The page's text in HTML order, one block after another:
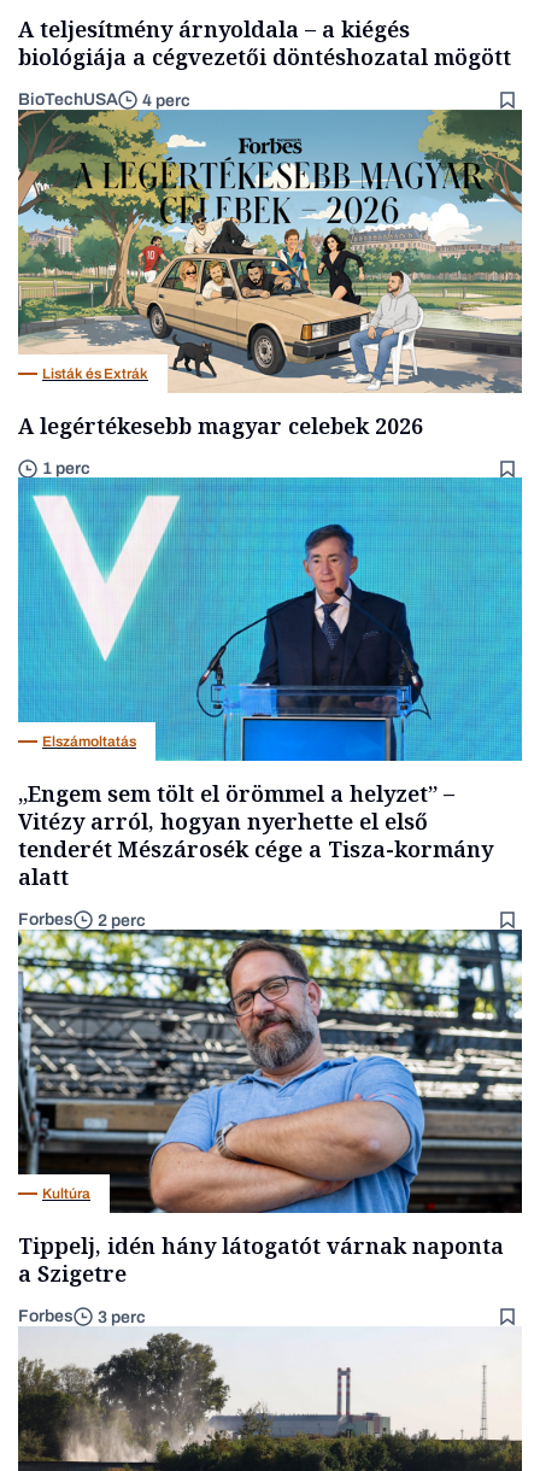
A teljesítmény árnyoldala – a kiégés
biológiája a cégvezetői döntéshozatal mögött
BioTechUSA 4 perc
Listák és Extrák
A legértékesebb magyar celebek 2026
1 perc
Elszámoltatás
„Engem sem tölt el örömmel a helyzet” –
Vitézy arról, hogyan nyerhette el első
tenderét Mészárosék cége a Tisza-kormány
alatt
Forbes 2 perc
Kultúra
Tippelj, idén hány látogatót várnak naponta
a Szigetre
Forbes 3 perc